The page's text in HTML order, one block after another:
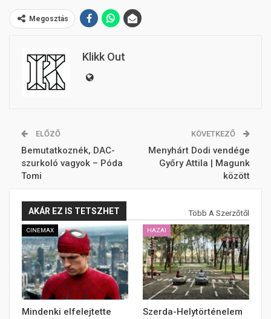
Megosztás
Klikk Out
ELŐZŐ
Bemutatkoznék, DAC-
szurkoló vagyok – Póda
Tomi
KÖVETKEZŐ
Menyhárt Dodi vendége
Győry Attila | Magunk
között
AKÁR EZ IS TETSZHET Több A Szerzőtől
CINEMAX
Mindenki elfelejtette
HAZAI
Szerda-Helytörténelem